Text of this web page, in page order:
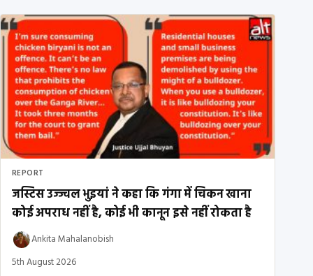
REPORT
जस्टिस उज्ज्वल भुइयां ने कहा कि गंगा में चिकन खाना
कोई अपराध नहीं है, कोई भी कानून इसे नहीं रोकता है
Ankita Mahalanobish
5th August 2026